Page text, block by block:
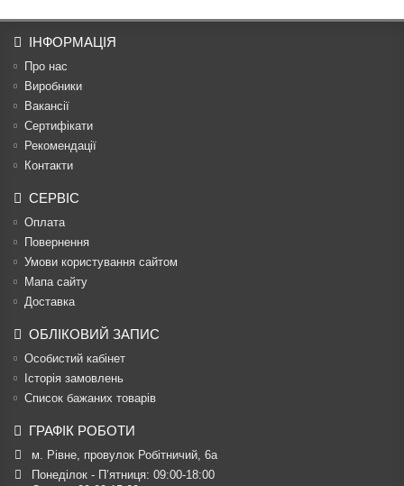
ІНФОРМАЦІЯ
Про нас
Виробники
Вакансії
Сертифікати
Рекомендації
Контакти
СЕРВІС
Оплата
Повернення
Умови користування сайтом
Мапа сайту
Доставка
ОБЛІКОВИЙ ЗАПИС
Особистий кабінет
Історія замовлень
Список бажаних товарів
ГРАФІК РОБОТИ
м. Рівне, провулок Робітничий, 6а
Понеділок - П’ятниця: 09:00-18:00